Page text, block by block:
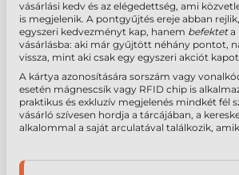
vásárlási kedv és az elégedettség, ami
is megjelenik. A pontgyűjtés ereje abban
egyszeri kedvezményt kap, hanem befekteta
vásárlásba: aki már gyűjtött néhány pontot,
vissza, mint aki csak egy egyszeri akciót
A kártya azonosítására sorszám vagy
esetén mágnescsík vagy RFID chip is
praktikus és exkluzív megjelenés mindkét fél
vásárló szívesen hordja a tárcájában, a
alkalommal a saját arculatával találkozik,